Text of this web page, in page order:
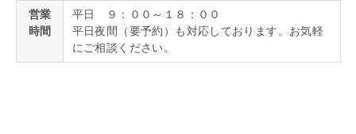
営業
時間
平日 ９：００～１８：００
平日夜間（要予約）も対応しております。お気軽
にご相談ください。